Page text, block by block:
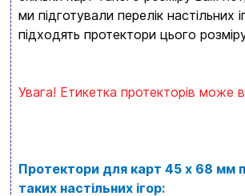
ми підготували перелік настільних
підходять протектори цього
Увага! Етикетка протекторів може
Протектори для карт 45 х 68 мм
таких настільних ігор:
Вхід
Повернення та обмін